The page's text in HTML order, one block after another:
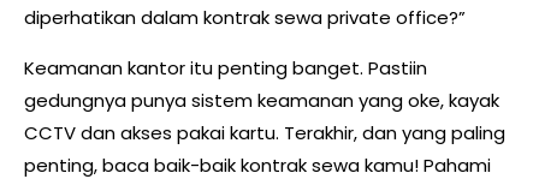
diperhatikan dalam kontrak sewa private office?”
Keamanan kantor itu penting banget. Pastiin
gedungnya punya sistem keamanan yang oke, kayak
CCTV dan akses pakai kartu. Terakhir, dan yang paling
penting, baca baik-baik kontrak sewa kamu! Pahami